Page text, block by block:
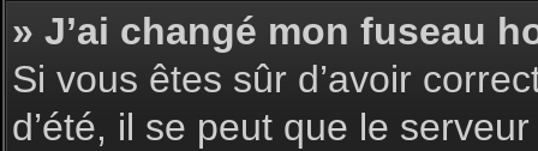
» J’ai changé mon fuseau
Si vous êtes sûr d’avoir
d’été, il se peut que le